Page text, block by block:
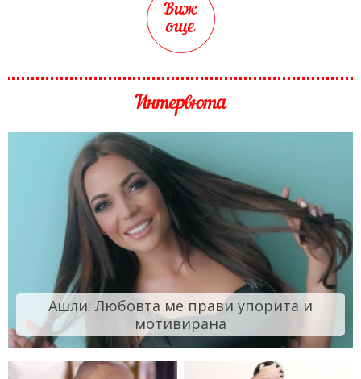
Виж
още
Интервюта
Ашли: Любовта ме прави упорита и
мотивирана